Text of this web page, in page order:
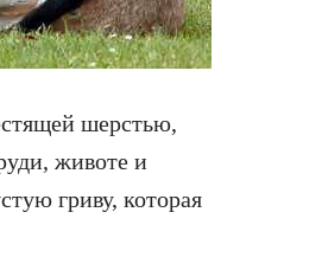
шерстью,
животе и
гриву, которая